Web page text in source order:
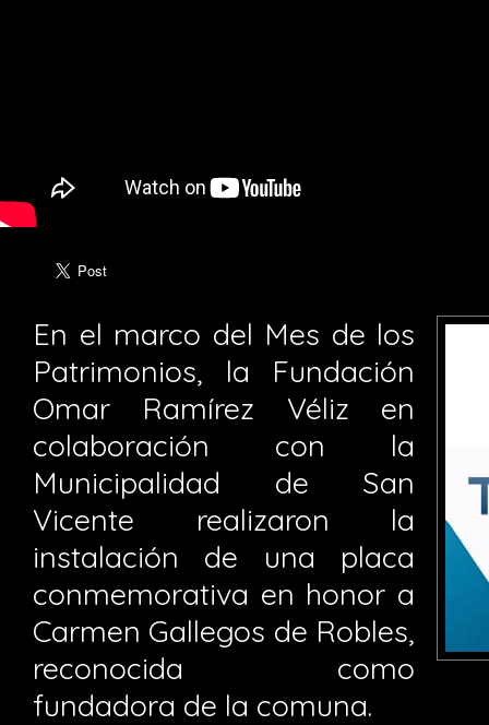
En el marco del Mes de los
Patrimonios, la Fundación
Omar Ramírez Véliz en
colaboración con la
Municipalidad de San
Vicente realizaron la
instalación de una placa
conmemorativa en honor a
Carmen Gallegos de Robles,
reconocida como
fundadora de la comuna.